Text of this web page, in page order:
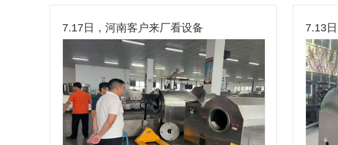
7.17日，河南客户来厂看设备 7.13